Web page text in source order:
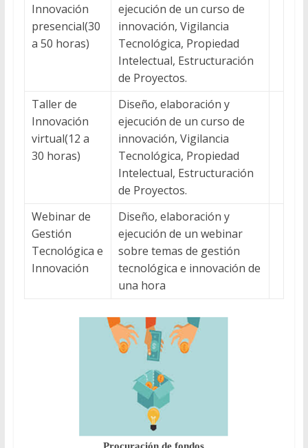
Innovación
presencial(30
a 50 horas)
ejecución de un curso de
innovación, Vigilancia
Tecnológica, Propiedad
Intelectual, Estructuración
de Proyectos.
Taller de
Innovación
virtual(12 a
30 horas)
Diseño, elaboración y
ejecución de un curso de
innovación, Vigilancia
Tecnológica, Propiedad
Intelectual, Estructuración
de Proyectos.
Webinar de
Gestión
Tecnológica e
Innovación
Diseño, elaboración y
ejecución de un webinar
sobre temas de gestión
tecnológica e innovación de
una hora